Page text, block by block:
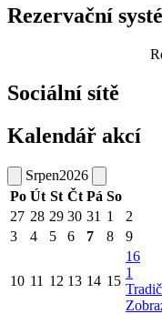
Rezervační
Sociální sítě
Kalendář akcí
Srpen2026
Po Út St Čt Pá So
27 28 29 30 31 1
2
3
4 5 6 7 8 9
10 11 12 13 14 15
16
1